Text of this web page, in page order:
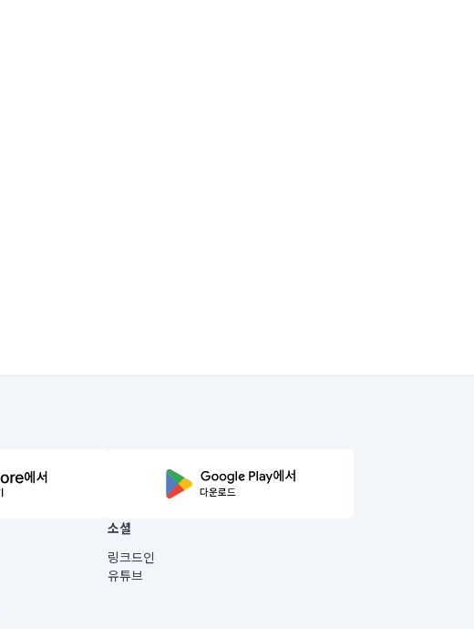
소셜
링크드인
유튜브